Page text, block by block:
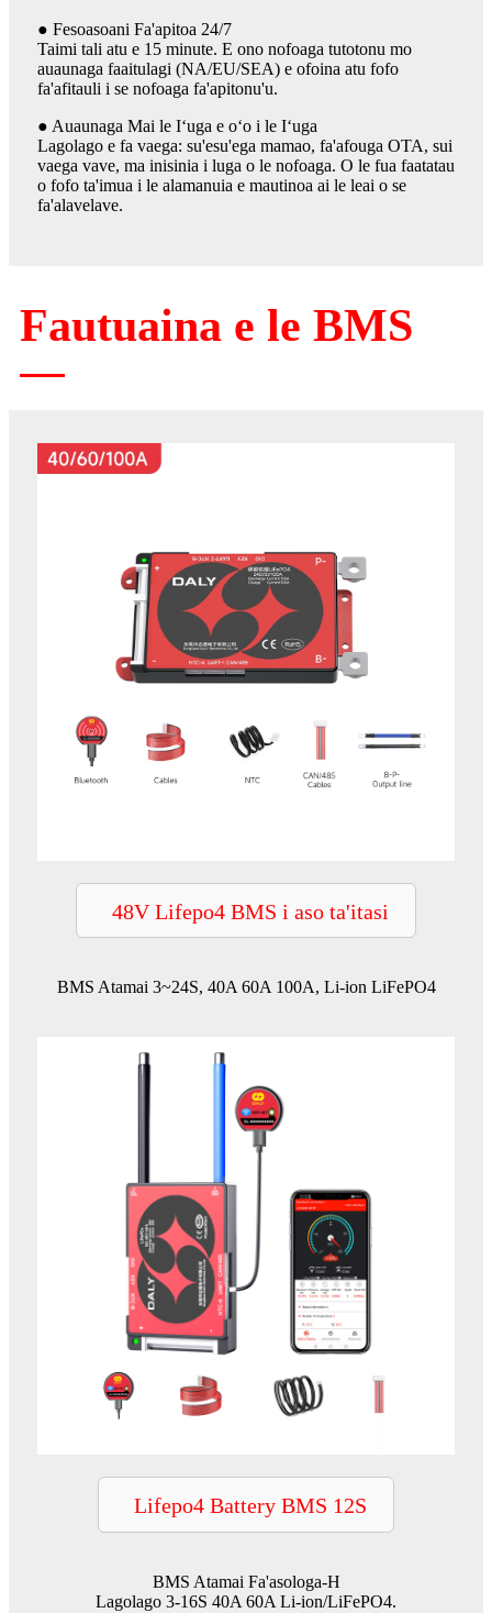
● Fesoasoani Fa'apitoa 24/7
Taimi tali atu e 15 minute. E ono nofoaga tutotonu mo
auaunaga faaitulagi (NA/EU/SEA) e ofoina atu fofo
fa'afitauli i se nofoaga fa'apitonu'u.
● Auaunaga Mai le Iʻuga e oʻo i le Iʻuga
Lagolago e fa vaega: su'esu'ega mamao, fa'afouga OTA, sui
vaega vave, ma inisinia i luga o le nofoaga. O le fua faatatau
o fofo ta'imua i le alamanuia e mautinoa ai le leai o se
fa'alavelave.
Fautuaina e le BMS
48V Lifepo4 BMS i aso ta'itasi
BMS Atamai 3~24S, 40A 60A 100A, Li-ion LiFePO4
Lifepo4 Battery BMS 12S
BMS Atamai Fa'asologa-H
Lagolago 3-16S 40A 60A Li-ion/LiFePO4.